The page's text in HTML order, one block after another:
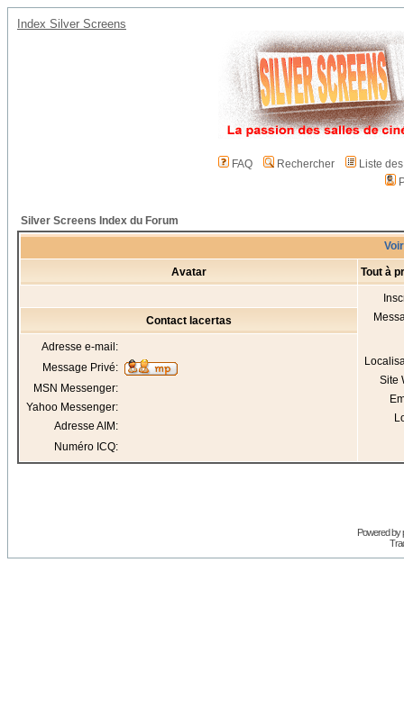
Index Silver Screens
FAQ Rechercher
Liste
Silver Screens Index du Forum
Avatar Tout à
Site
Contact lacertas
Adresse e-mail:
Message Privé:
MSN Messenger:
Yahoo Messenger:
Adresse AIM:
Numéro ICQ:
Powered by